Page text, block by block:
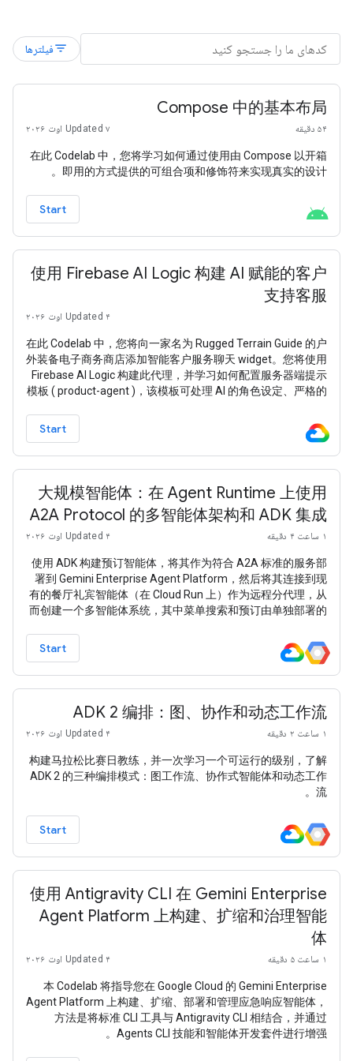
filter_listفیلترها
Compose 中的基本布局
۵۴ دقیقه Updated ۷ اوت ۲۰۲۶
在此 Codelab 中，您将学习如何通过使用由 Compose 以开箱
即用的方式提供的可组合项和修饰符来实现真实的设计。
Start
使用 Firebase AI Logic 构建 AI 赋能的客户
支持客服
Updated ۴ اوت ۲۰۲۶
在此 Codelab 中，您将向一家名为 Rugged Terrain Guide 的户
外装备电子商务商店添加智能客户服务聊天 widget。您将使用
Firebase AI Logic 构建此代理，并学习如何配置服务器端提示
模板 ( product-agent )，该模板可处理 AI 的角色设定、严格的
用本 Codelab 中的 Firebase 服务，您的 Firebase 项目必须采
用 随用随付 (Blaze) 定价方案
Start
大规模智能体：在 Agent Runtime 上使用
A2A Protocol 的多智能体架构和 ADK 集成
۱ ساعت ۴ دقیقه Updated ۴ اوت ۲۰۲۶
使用 ADK 构建预订智能体，将其作为符合 A2A 标准的服务部
署到 Gemini Enterprise Agent Platform，然后将其连接到现
有的餐厅礼宾智能体（在 Cloud Run 上）作为远程分代理，从
而创建一个多智能体系统，其中菜单搜索和预订由单独部署的
Start
ADK 2 编排：图、协作和动态工作流
۱ ساعت ۲ دقیقه Updated ۴ اوت ۲۰۲۶
构建马拉松比赛日教练，并一次学习一个可运行的级别，了解
ADK 2 的三种编排模式：图工作流、协作式智能体和动态工作
流。
Start
使用 Antigravity CLI 在 Gemini Enterprise
Agent Platform 上构建、扩缩和治理智能
体
۱ ساعت ۵ دقیقه Updated ۴ اوت ۲۰۲۶
本 Codelab 将指导您在 Google Cloud 的 Gemini Enterprise
Agent Platform 上构建、扩缩、部署和管理应急响应智能体，
方法是将标准 CLI 工具与 Antigravity CLI 相结合，并通过
Agents CLI 技能和智能体开发套件进行增强。